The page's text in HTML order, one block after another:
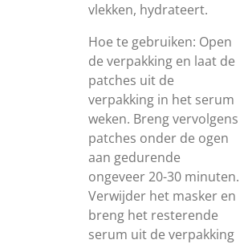
vlekken, hydrateert.
Hoe te gebruiken: Open
de verpakking en laat de
patches uit de
verpakking in het serum
weken. Breng vervolgens
patches onder de ogen
aan gedurende
ongeveer 20-30 minuten.
Verwijder het masker en
breng het resterende
serum uit de verpakking